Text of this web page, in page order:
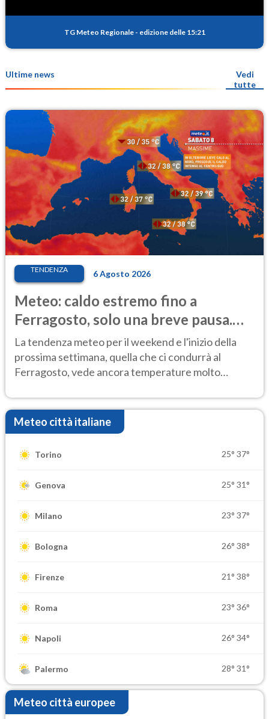
TG Meteo Regionale - edizione delle 15:21
Ultime news
Vedi
tutte
TENDENZA 6 Agosto 2026
Meteo: caldo estremo fino a
Ferragosto, solo una breve pausa.
Ecco dove
La tendenza meteo per il weekend e l'inizio della
prossima settimana, quella che ci condurrà al
Ferragosto, vede ancora temperature molto
Meteo città italiane
Torino 25° 37°
Genova 25° 31°
Milano 23° 37°
Bologna 26° 38°
Firenze 21° 38°
Roma 23° 36°
Napoli 26° 34°
Palermo 28° 31°
Meteo città europee